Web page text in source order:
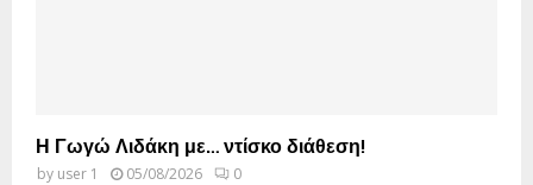
Η Γωγώ Λιδάκη με… ντίσκο διάθεση!
by user 1 05/08/2026 0